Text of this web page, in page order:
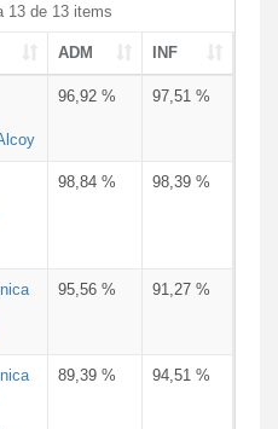
13 de 13 items
ADM INF
96,92 % 97,51 %
98,84 % 98,39 %
95,56 % 91,27 %
89,39 % 94,51 %